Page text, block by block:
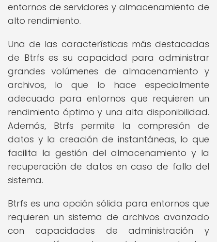
entornos de servidores y almacenamiento de
alto rendimiento.
Una de las características más destacadas
de Btrfs es su capacidad para administrar
grandes volúmenes de almacenamiento y
archivos, lo que lo hace especialmente
adecuado para entornos que requieren un
rendimiento óptimo y una alta disponibilidad.
Además, Btrfs permite la compresión de
datos y la creación de instantáneas, lo que
facilita la gestión del almacenamiento y la
recuperación de datos en caso de fallo del
sistema.
Btrfs es una opción sólida para entornos que
requieren un sistema de archivos avanzado
con capacidades de administración y